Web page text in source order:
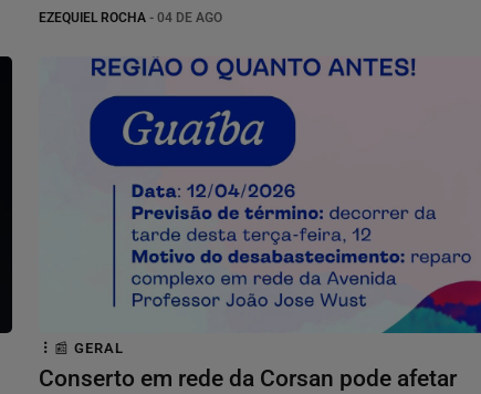
EZEQUIEL ROCHA - 04 DE AGO
📰 GERAL
Conserto em rede da Corsan pode afetar